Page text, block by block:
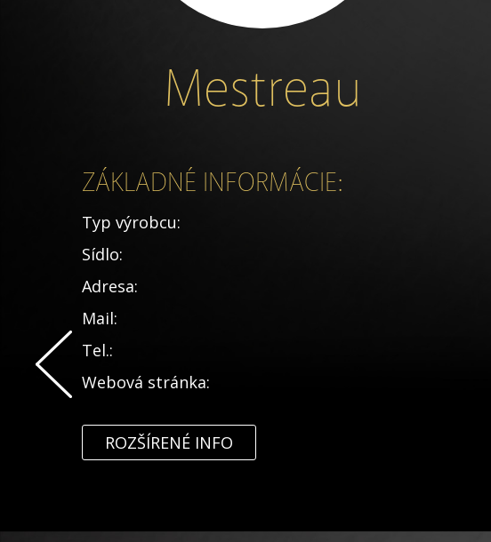
Mestreau
ZÁKLADNÉ INFORMÁCIE:
Typ výrobcu:
Sídlo:
Adresa:
Mail:
Tel.:
Webová stránka:
ROZŠÍRENÉ INFO